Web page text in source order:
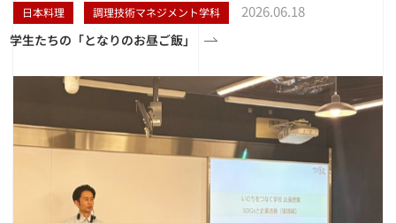
日本料理 調理技術マネジメント学科 2026.06.18
学生たちの「となりのお昼ご飯」